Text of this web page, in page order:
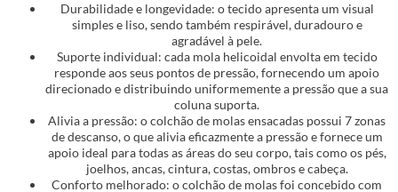
Durabilidade e longevidade: o tecido apresenta um visual
simples e liso, sendo também respirável, duradouro e
agradável à pele.
Suporte individual: cada mola helicoidal envolta em tecido
responde aos seus pontos de pressão, fornecendo um apoio
direcionado e distribuindo uniformemente a pressão que a sua
coluna suporta.
Alivia a pressão: o colchão de molas ensacadas possui 7 zonas
de descanso, o que alivia eficazmente a pressão e fornece um
apoio ideal para todas as áreas do seu corpo, tais como os pés,
joelhos, ancas, cintura, costas, ombros e cabeça.
Conforto melhorado: o colchão de molas foi concebido com